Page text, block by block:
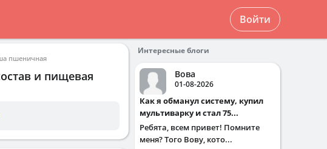
Войти
пшеничная
и пищевая
Интересные блоги
Вова
01-08-2026
Как я обманул систему, купил
мультиварку и стал 75...
Ребята, всем привет! Помните
меня? Того Вову, кото...